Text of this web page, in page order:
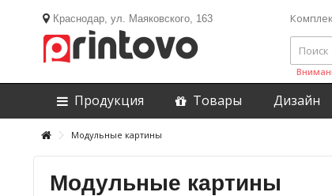
Краснодар, ул. Маяковского, 163
Продукция Товары Дизайн
Модульные картины
Модульные картины